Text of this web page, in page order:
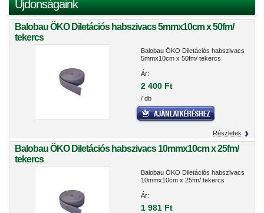
Újdonságaink
Balobau ÖKO Diletációs habszivacs 5mmx10cm x 50fm/
tekercs
Balobau ÖKO Diletációs habszivacs
5mmx10cm x 50fm/ tekercs
Ár:
2 400 Ft
/ db
Részletek
Balobau ÖKO Diletációs habszivacs 10mmx10cm x 25fm/
tekercs
Balobau ÖKO Diletációs habszivacs
10mmx10cm x 25fm/ tekercs
Ár:
1 981 Ft